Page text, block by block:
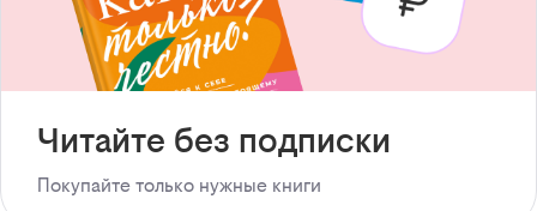
Читайте без подписки
Покупайте только нужные книги